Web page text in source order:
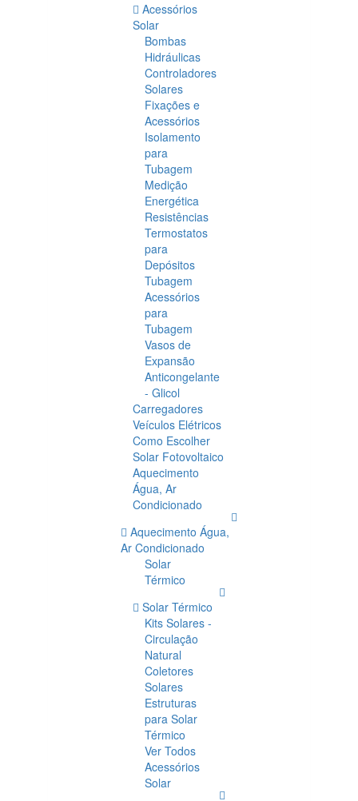
Acessórios
Solar
Bombas
Hidráulicas
Controladores
Solares
Fixações e
Acessórios
Isolamento
para
Tubagem
Medição
Energética
Resistências
Termostatos
para
Depósitos
Tubagem
Acessórios
para
Tubagem
Vasos de
Expansão
Anticongelante
- Glicol
Carregadores
Veículos Elétricos
Como Escolher
Solar Fotovoltaico
Aquecimento
Água, Ar
Condicionado
Aquecimento Água,
Ar Condicionado
Solar
Térmico
Solar Térmico
Kits Solares -
Circulação
Natural
Coletores
Solares
Estruturas
para Solar
Térmico
Ver Todos
Acessórios
Solar